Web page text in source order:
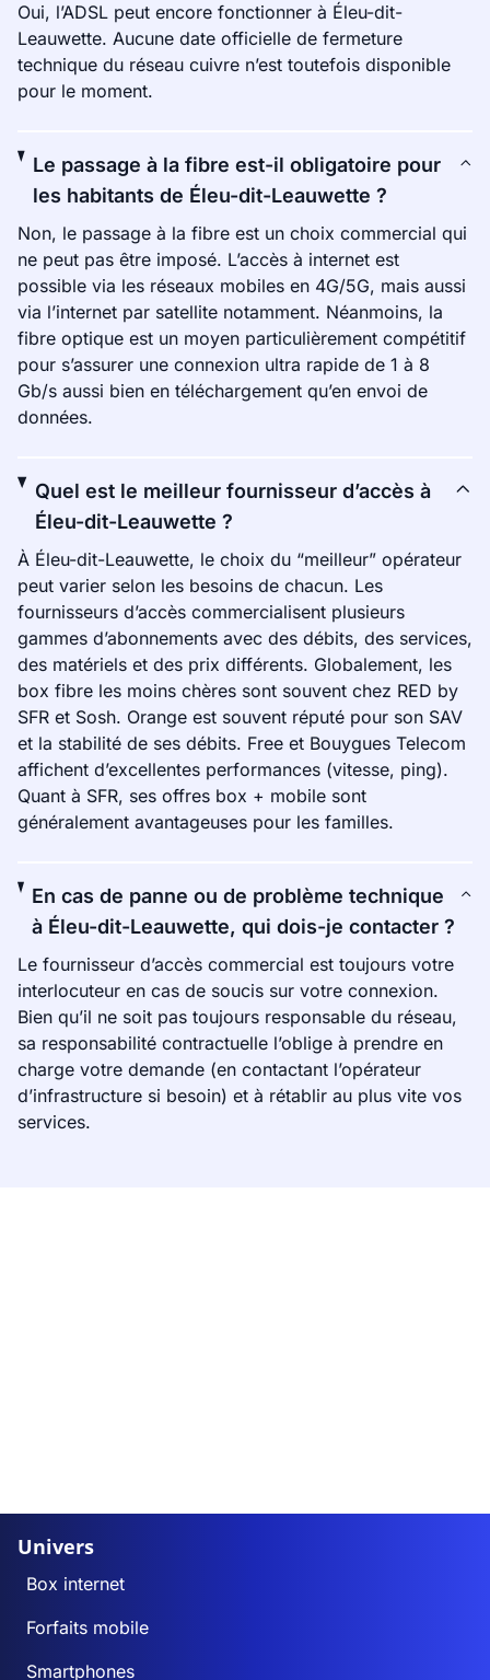
Oui, l’ADSL peut encore fonctionner à Éleu-dit-
Leauwette. Aucune date officielle de fermeture
technique du réseau cuivre n’est toutefois disponible
pour le moment.
Le passage à la fibre est-il obligatoire pour
les habitants de Éleu-dit-Leauwette ?
Non, le passage à la fibre est un choix commercial qui
ne peut pas être imposé. L’accès à internet est
possible via les réseaux mobiles en 4G/5G, mais aussi
via l’internet par satellite notamment. Néanmoins, la
fibre optique est un moyen particulièrement compétitif
pour s’assurer une connexion ultra rapide de 1 à 8
Gb/s aussi bien en téléchargement qu’en envoi de
données.
Quel est le meilleur fournisseur d’accès à
Éleu-dit-Leauwette ?
À Éleu-dit-Leauwette, le choix du “meilleur” opérateur
peut varier selon les besoins de chacun. Les
fournisseurs d’accès commercialisent plusieurs
gammes d’abonnements avec des débits, des services,
des matériels et des prix différents. Globalement, les
box fibre les moins chères sont souvent chez RED by
SFR et Sosh. Orange est souvent réputé pour son SAV
et la stabilité de ses débits. Free et Bouygues Telecom
affichent d’excellentes performances (vitesse, ping).
Quant à SFR, ses offres box + mobile sont
généralement avantageuses pour les familles.
En cas de panne ou de problème technique
à Éleu-dit-Leauwette, qui dois-je contacter ?
Le fournisseur d’accès commercial est toujours votre
interlocuteur en cas de soucis sur votre connexion.
Bien qu’il ne soit pas toujours responsable du réseau,
sa responsabilité contractuelle l’oblige à prendre en
charge votre demande (en contactant l’opérateur
d’infrastructure si besoin) et à rétablir au plus vite vos
services.
Univers
Box internet
Forfaits mobile
Smartphones